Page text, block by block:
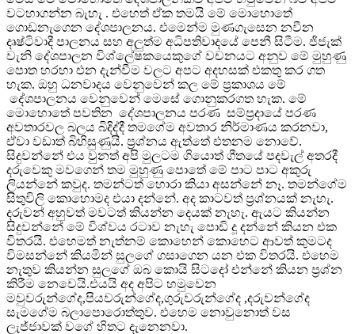
වටහාගන්න බැහැ . එහෙත් ඒක තමයි මේ මොහොතේ
ගොඩනැගෙන දේශපාලනය. එමෙන්ම මුණගැසෙන නවීන
දෘෂ්ටිවාදී පාලනය සහ අලුත්ම අධිපතිවාදයේ පෙනී සිටීම. ජිජැක්
වැනි දේශපාලන විශ්ලේෂකයෙකුගේ වචනයට අනුව මේ මුහුණු
පොත හරහා එන දැන්වීම වලට අපට අදහසක් එකතු කර ගත
හැක. ඔහු ධනවාදය වෙනුවෙන් කල මේ ප්‍රකාශය මේ
දේශපාලනය වෙනුවෙන් මෙසේ ගොනුකරගත හැක. මේ
මොහොතේ පවතින දේශපාලනය පරණ සම්ප්‍රදායේ පරණ
අවතාරවල බලය බිදිද්දී තමගේම අවතාර නිර්මාණය කරනවා,
ඒවා වඩාත් බිහිසුණුයි. ප්‍රශ්නය ඇත්තේ එතනම නොවේ.
සිදුවන්නේ එය වුනත් අපි මුලටම ගියොත් ගීතයේ පදවැල් අතරදී
දරුවෙකු මවගෙන් තම මුහුණු පොතේ මේ පාට පාට අකුරු
ලියන්නේ කවුද. තමන්ටත් හොරා කියා අසන්නේ නෑ. තමන්ගේම
සිතුවිලි කොහොමද එයා දන්නේ. අද කාටවත් ප්‍රශ්නයක් නැහැ.
දරුවන් අහුවත් මවටත් කියන්න දෙයක් නැහැ. ඇයට කියන්න
සිදුවන්නේ මේ විශ්වය රටාව නැහැ පොඩි දූ දන්නේ කියන එක
විතරයි. එහෙමත් නැත්නම් කොහෙන් කොහෙට ආවත් කුමටද
විමසන්නේ කියමින් සුලගේ ගසාගෙන යන එක විතරයි. එහෙම
නැතුව කියන්න සුලගේ ඔබ කොයි සිටදෝ එන්නේ කියන ප්‍රශ්න
කිරීම නෙවෙයි.එයයි අද අපිට හමුවෙන
මවුවරුන්ගේද,පියවරුන්ගේද,ගුරුවරුන්ගේද ,දරුවන්ගේද
සැමගේම බලාපොරොත්තුව. එහෙම නොවුනොත් වස
ලැජ්ජාවක් වගේ හිතට දැනෙනවා.